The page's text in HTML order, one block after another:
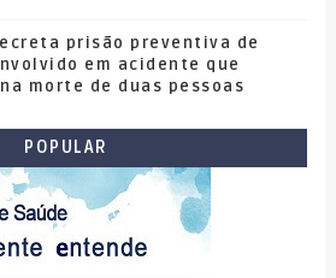
prisão preventiva de
em acidente que
morte de duas pessoas
POPULAR